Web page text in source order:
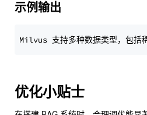
示例输出
优化小贴士